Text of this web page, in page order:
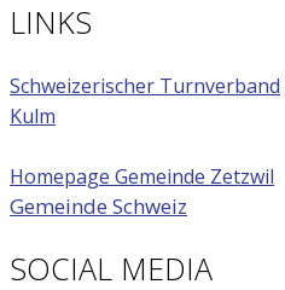
LINKS
Schweizerischer Turnverband
Kulm
Homepage Gemeinde Zetzwil
Gemeinde Schweiz
SOCIAL MEDIA